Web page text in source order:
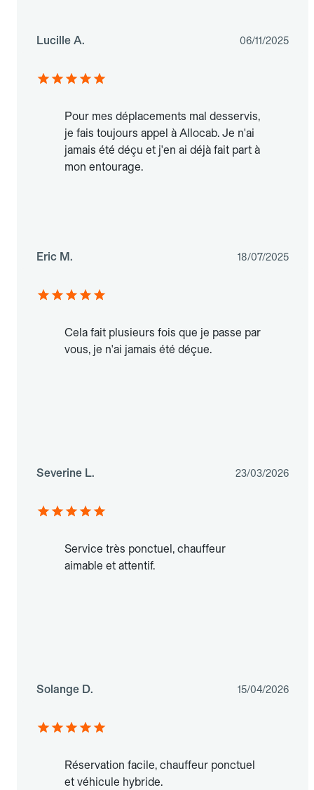
Lucille A. 06/11/2025
Pour mes déplacements mal desservis,
je fais toujours appel à Allocab. Je n'ai
jamais été déçu et j'en ai déjà fait part à
mon entourage.
Eric M. 18/07/2025
Cela fait plusieurs fois que je passe par
vous, je n'ai jamais été déçue.
Severine L. 23/03/2026
Service très ponctuel, chauffeur
aimable et attentif.
Solange D. 15/04/2026
Réservation facile, chauffeur ponctuel
et véhicule hybride.